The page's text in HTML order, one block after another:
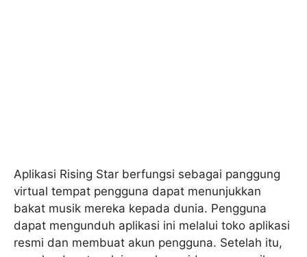
Aplikasi Rising Star berfungsi sebagai panggung
virtual tempat pengguna dapat menunjukkan
bakat musik mereka kepada dunia. Pengguna
dapat mengunduh aplikasi ini melalui toko aplikasi
resmi dan membuat akun pengguna. Setelah itu,